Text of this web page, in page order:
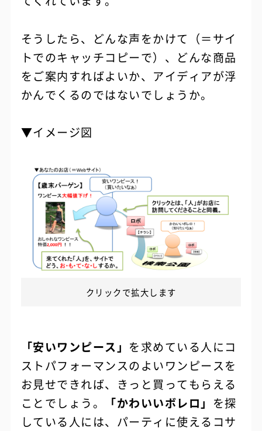
そうしたら、どんな声をかけて（＝サイ
トでのキャッチコピーで）、どんな商品
をご案内すればよいか、アイディアが浮
かんでくるのではないでしょうか。
▼イメージ図
クリックで拡大します
「安いワンピース」 を求めている人にコ
ストパフォーマンスのよいワンピースを
お見せできれば、きっと買ってもらえる
ことでしょう。
「かわいいボレロ」 を探
している人には、パーティに使えるコサ